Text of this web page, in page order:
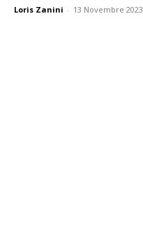
Loris Zanini - 13 Novembre 2023